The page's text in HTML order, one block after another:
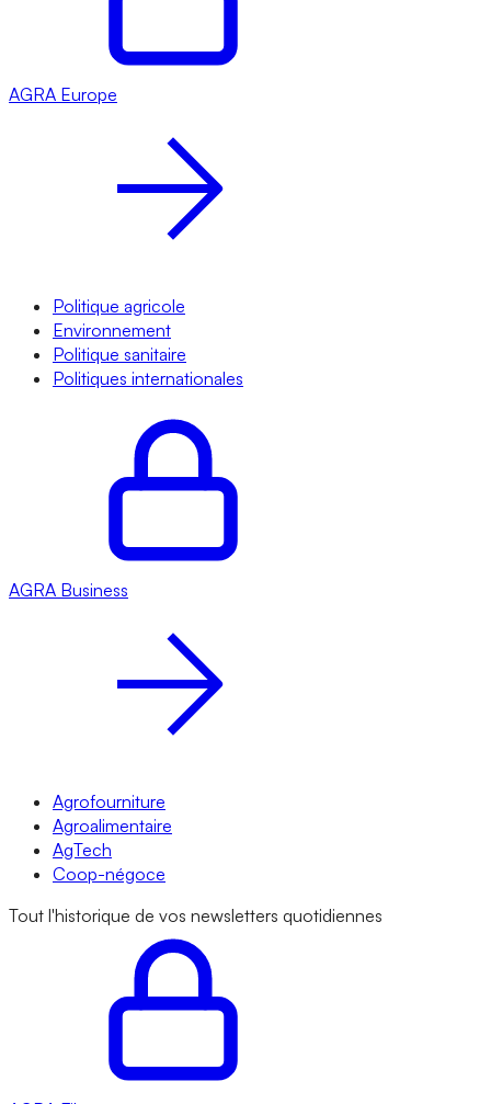
AGRA Europe
Politique agricole
Environnement
Politique sanitaire
Politiques internationales
AGRA Business
Agrofourniture
Agroalimentaire
AgTech
Coop-négoce
Tout l'historique de vos newsletters quotidiennes